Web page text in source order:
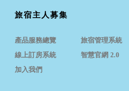
旅宿主人募集
產品服務總覽 旅宿管理系統
線上訂房系統
智慧官網 2.0
加入我們